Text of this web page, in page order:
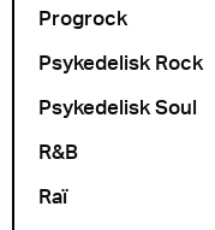
Progrock
Psykedelisk Rock
Psykedelisk Soul
R&B
Raï